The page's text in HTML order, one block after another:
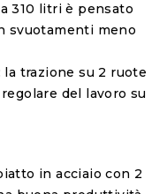
310 litri è pensato
svuotamenti meno
la trazione su 2 ruote
del lavoro su
in acciaio con 2